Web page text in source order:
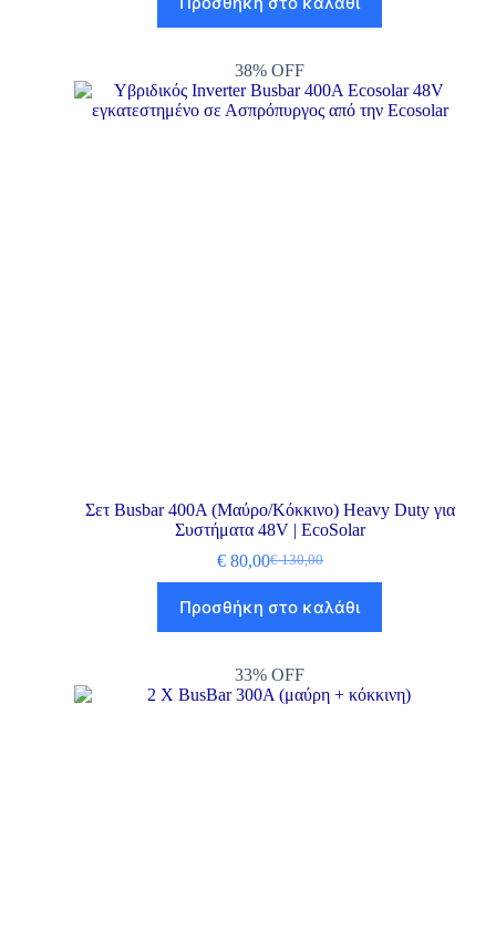
38% OFF
Σετ Busbar 400A (Μαύρο/Κόκκινο) Heavy Duty για
Συστήματα 48V | EcoSolar
€130,00
€80,00
Προσθήκη στο καλάθι
33% OFF